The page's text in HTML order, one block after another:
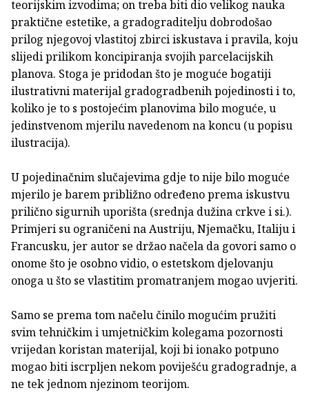
teorijskim izvodima; on treba biti dio velikog nauka
praktične estetike, a gradograditelju dobrodošao
prilog njegovoj vlastitoj zbirci iskustava i pravila, koju
slijedi prilikom koncipiranja svojih parcelacijskih
planova. Stoga je pridodan što je moguće bogatiji
ilustrativni materijal gradogradbenih pojedinosti i to,
koliko je to s postojećim planovima bilo moguće, u
jedinstvenom mjerilu navedenom na koncu (u popisu
ilustracija).
U pojedinačnim slučajevima gdje to nije bilo moguće
mjerilo je barem približno određeno prema iskustvu
prilično sigurnih uporišta (srednja dužina crkve i si.).
Primjeri su ograničeni na Austriju, Njemačku, Italiju i
Francusku, jer autor se držao načela da govori samo o
onome što je osobno vidio, o estetskom djelovanju
onoga u što se vlastitim promatranjem mogao uvjeriti.
Samo se prema tom načelu činilo mogućim pružiti
svim tehničkim i umjetničkim kolegama pozornosti
vrijedan koristan materijal, koji bi ionako potpuno
mogao biti iscrpljen nekom poviješću gradogradnje, a
ne tek jednom njezinom teorijom.